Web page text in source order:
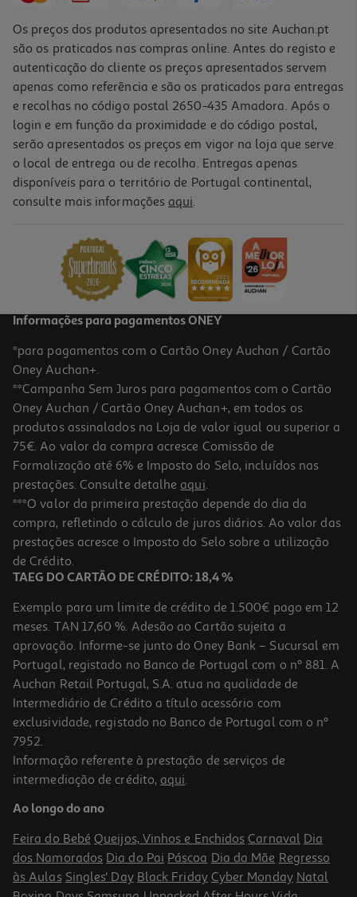
Auriculares Tws Qilive Q.1468 Purple
14,99 €
4.0
Auriculares Tws Qilive 600169949 In Ear Anc Pr Q1861
29.99 €/un
29,99 €
Auriculares Half In Ear Qilive Branco Tws Led Screen Q1342
20.99 €/un
20,99 €
Os preços dos produtos apresentados no site Auchan.pt
são os praticados nas compras online. Antes do registo e
autenticação do cliente os preços apresentados servem
apenas como referência e são os praticados para entregas
e recolhas no código postal 2650-435 Amadora. Após o
login e em função da proximidade e do código postal,
serão apresentados os preços em vigor na loja que serve
o local de entrega ou de recolha. Entregas apenas
disponíveis para o território de Portugal continental,
consulte mais informações aqui.
Informações para pagamentos ONEY
*para pagamentos com o Cartão Oney Auchan / Cartão
Oney Auchan+.
**Campanha Sem Juros para pagamentos com o Cartão
Oney Auchan / Cartão Oney Auchan+, em todos os
produtos assinalados na Loja de valor igual ou superior a
75€. Ao valor da compra acresce Comissão de
Formalização até 6% e Imposto do Selo, incluídos nas
prestações. Consulte detalhe aqui.
***O valor da primeira prestação depende do dia da
compra, refletindo o cálculo de juros diários. Ao valor das
prestações acresce o Imposto do Selo sobre a utilização
de Crédito.
TAEG DO CARTÃO DE CRÉDITO: 18,4 %
Exemplo para um limite de crédito de 1.500€ pago em 12
meses. TAN 17,60 %. Adesão ao Cartão sujeita a
aprovação. Informe-se junto do Oney Bank – Sucursal em
Portugal, registado no Banco de Portugal com o nº 881. A
Auchan Retail Portugal, S.A. atua na qualidade de
Intermediário de Crédito a título acessório com
exclusividade, registado no Banco de Portugal com o nº
7952.
Informação referente à prestação de serviços de
intermediação de crédito, aqui.
Ao longo do ano
Feira do Bebé Queijos, Vinhos e Enchidos Carnaval Dia
dos Namorados Dia do Pai Páscoa Dia da Mãe Regresso
às Aulas Singles' Day Black Friday Cyber Monday Natal